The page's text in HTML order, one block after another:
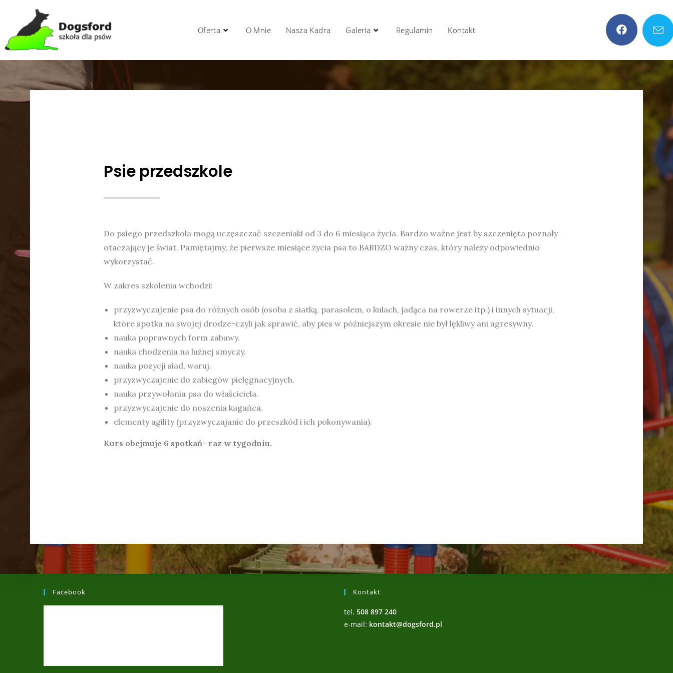
Oferta O Mnie Nasza Kadra Galeria Regulamin Kontakt
Psie przedszkole
Do psiego przedszkola mogą uczęszczać szczeniaki od 3 do 6 miesiąca życia. Bardzo ważne jest by szczenięta poznały
otaczający je świat. Pamiętajmy, że pierwsze miesiące życia psa to BARDZO ważny czas, który należy odpowiednio
wykorzystać.
W zakres szkolenia wchodzi:
przyzwyczajenie psa do różnych osób (osoba z siatką, parasolem, o kulach, jadąca na rowerze itp.) i innych sytuacji,
które spotka na swojej drodze-czyli jak sprawić, aby pies w późniejszym okresie nie był lękliwy ani agresywny.
nauka poprawnych form zabawy.
nauka chodzenia na luźnej smyczy.
nauka pozycji siad, waruj.
przyzwyczajenie do zabiegów pielęgnacyjnych.
nauka przywołania psa do właściciela.
przyzwyczajenie do noszenia kagańca.
elementy agility (przyzwyczajanie do przeszkód i ich pokonywania).
Kurs obejmuje 6 spotkań- raz w tygodniu.
Facebook Kontakt
tel. 508 897 240
e-mail: kontakt@dogsford.pl